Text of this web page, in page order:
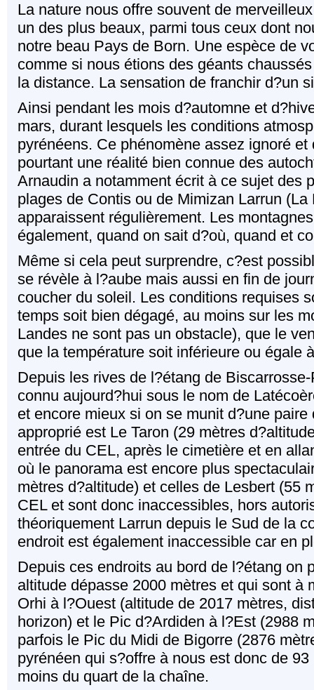
La nature nous offre souvent de
un des plus beaux, parmi tous ceux dont
notre beau Pays de Born. Une espèce de
comme si nous étions des géants
la distance. La sensation de franchir d?un
Ainsi pendant les mois d?automne et
mars, durant lesquels les conditions
pyrénéens. Ce phénomène assez ignoré
pourtant une réalité bien connue des
Arnaudin a notamment écrit à ce sujet des
plages de Contis ou de Mimizan Larrun
apparaissent régulièrement. Les
également, quand on sait d?où, quand et
Même si cela peut surprendre, c?est
se révèle à l?aube mais aussi en fin de
coucher du soleil. Les conditions requises
temps soit bien dégagé, au moins sur les
Landes ne sont pas un obstacle), que le
que la température soit inférieure ou égale
Depuis les rives de l?étang de
connu aujourd?hui sous le nom de
et encore mieux si on se munit d?une
approprié est Le Taron (29 mètres
entrée du CEL, après le cimetière et en
où le panorama est encore plus
mètres d?altitude) et celles de Lesbert (55
CEL et sont donc inaccessibles, hors
théoriquement Larrun depuis le Sud de la
endroit est également inaccessible car en
Depuis ces endroits au bord de l?étang on
altitude dépasse 2000 mètres et qui sont à
Orhi à l?Ouest (altitude de 2017 mètres,
horizon) et le Pic d?Ardiden à l?Est (2988
parfois le Pic du Midi de Bigorre (2876
pyrénéen qui s?offre à nous est donc de
moins du quart de la chaîne.